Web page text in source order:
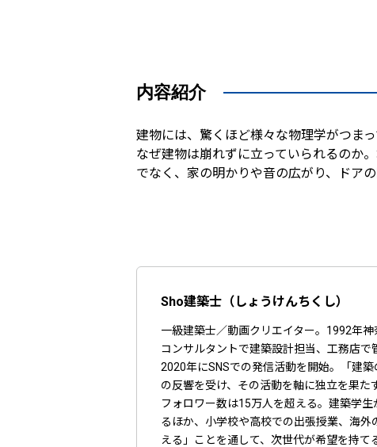
内容紹介
建物には、驚くほど様々な物理学がつまっ
なぜ建物は崩れずに立っていられるのか
でなく、家の明かりや音の広がり、ドア
Sho建築士（しょうけんちくし）
一級建築士／動画クリエイター。1992年
コンサルタントで建築設計担当、工務店
2020年にSNSでの発信活動を開始。「建
の反響を受け、その活動を軸に独立を果
フォロワー数は15万人を超える。建築学
るほか、小学校や高校での出張授業、海
える」ことを通して、次世代が希望を持て